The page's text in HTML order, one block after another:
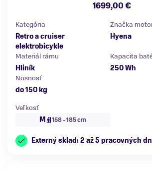
1699,00 €
Kategória
Retro a cruiser
elektrobicykle
Značka
Hyena
Materiál rámu
Hliník
Kapacita
250 Wh
Nosnosť
do 150 kg
Veľkosť
M
158 - 185 cm
Externý sklad: 2 až 5 pracovných